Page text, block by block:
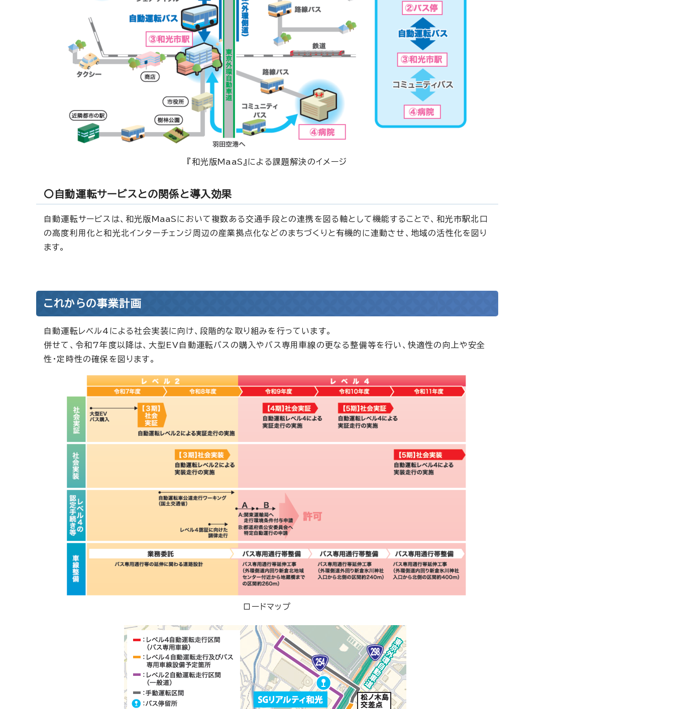
『和光版MaaS』による課題解決のイメージ
〇自動運転サービスとの関係と導入効果
自動運転サービスは、和光版MaaSにおいて複数ある交通手段との連携を図る軸として機能することで、和光市駅北口
の高度利用化と和光北インターチェンジ周辺の産業拠点化などのまちづくりと有機的に連動させ、地域の活性化を図り
ます。
これからの事業計画
自動運転レベル4による社会実装に向け、段階的な取り組みを行っています。
併せて、令和7年度以降は、大型EV自動運転バスの購入やバス専用車線の更なる整備等を行い、快適性の向上や安全
性・定時性の確保を図ります。
ロードマップ